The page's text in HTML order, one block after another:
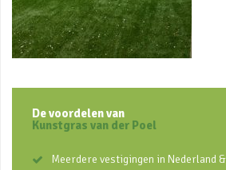
De voordelen van
Kunstgras van der Poel
Meerdere vestigingen in Nederland